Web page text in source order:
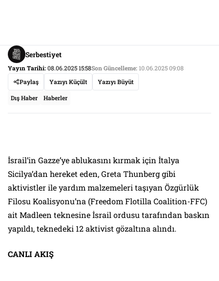
Serbestiyet
Yayın Tarihi:08.06.2025 15:58Son Güncelleme:10.06.2025 09:08
Paylaş
Yazıyı Küçült Yazıyı Büyüt
Dış Haber Haberler
İsrail’in Gazze’ye ablukasını kırmak için İtalya
Sicilya’dan hereket eden, Greta Thunberg gibi
aktivistler ile yardım malzemeleri taşıyan Özgürlük
Filosu Koalisyonu’na (Freedom Flotilla Coalition-FFC)
ait Madleen teknesine İsrail ordusu tarafından baskın
yapıldı, teknedeki 12 aktivist gözaltına alındı.
CANLI AKIŞ